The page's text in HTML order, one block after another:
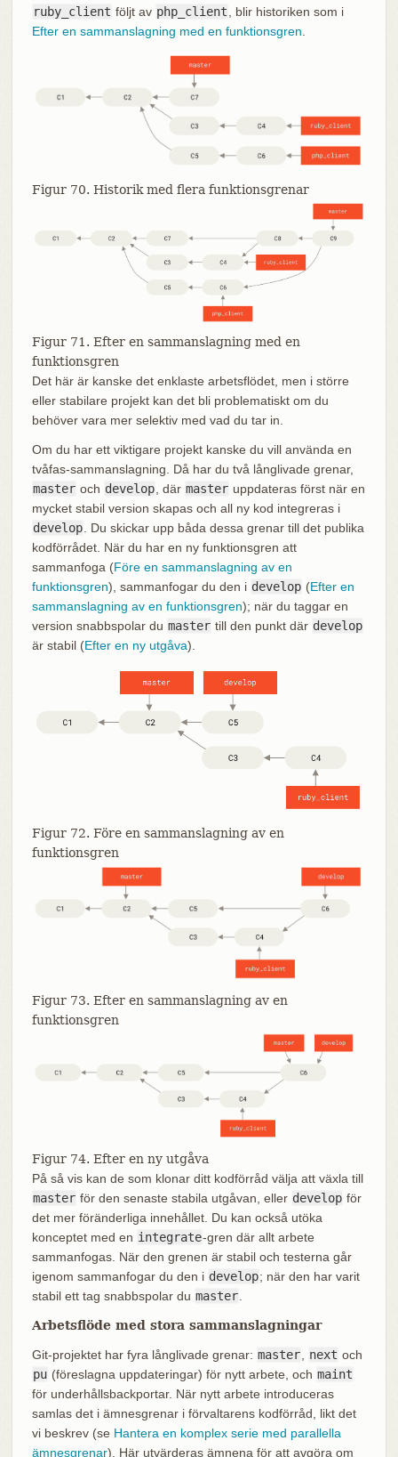
ruby_client följt av php_client
, blir historiken som i
Efter en sammanslagning med en funktionsgren
Figur 70. Historik med flera funktionsgrenar
Figur 71. Efter en sammanslagning med en
funktionsgren
Det här är kanske det enklaste arbetsflödet, men i större
eller stabilare projekt kan det bli problematiskt om du
behöver vara mer selektiv med vad du tar in.
Om du har ett viktigare projekt kanske du vill använda en
tvåfas-sammanslagning. Då har du två långlivade grenar,
master och develop , där master uppdateras först när en
mycket stabil version skapas och all ny kod integreras i
develop . Du skickar upp båda dessa grenar till det publika
kodförrådet. När du har en ny funktionsgren att
sammanfoga (Före en sammanslagning av en
funktionsgren), sammanfogar du den i develop (Efter en
sammanslagning av en funktionsgren); när du taggar en
version snabbspolar du master till den punkt där develop
är stabil (Efter en ny utgåva).
Figur 72. Före en sammanslagning av en
funktionsgren
Figur 73. Efter en sammanslagning av en
funktionsgren
Figur 74. Efter en ny utgåva
På så vis kan de som klonar ditt kodförråd välja att växla till
master för den senaste stabila utgåvan, eller develop för
det mer föränderliga innehållet. Du kan också utöka
konceptet med en integrate-gren där allt arbete
sammanfogas. När den grenen är stabil och testerna går
igenom sammanfogar du den i develop; när den har varit
stabil ett tag snabbspolar du master.
Arbetsflöde med stora sammanslagningar
Git‑projektet har fyra långlivade grenar: master, next och
pu (föreslagna uppdateringar) för nytt arbete, och maint
för underhållsbackportar. När nytt arbete introduceras
samlas det i ämnesgrenar i förvaltarens kodförråd, likt det
vi beskrev (se Hantera en komplex serie med parallella
ämnesgrenar). Här utvärderas ämnena för att avgöra om